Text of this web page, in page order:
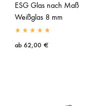
ESG Glas nach Maß
Weißglas 8 mm
ab 62,00 €